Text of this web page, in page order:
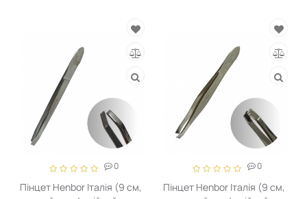
0
Пінцет Henbor Італія (9 см,
0
Пінцет Henbor Італія (9 см,